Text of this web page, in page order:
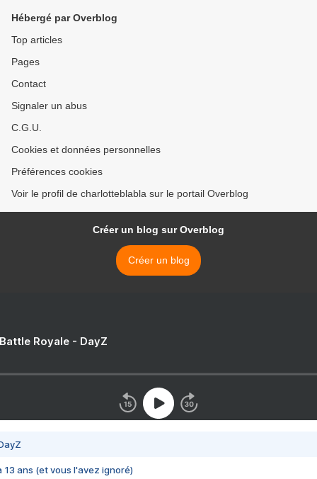
Hébergé par Overblog
Top articles
Pages
Contact
Signaler un abus
C.G.U.
Cookies et données personnelles
Préférences cookies
Voir le profil de charlotteblabla sur le portail Overblog
Créer un blog sur Overblog
Créer un blog
Royale - DayZ
13 ans (et vous l'avez ignoré)